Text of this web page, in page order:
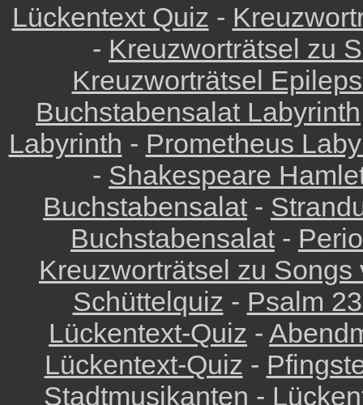
Lückentext Quiz -
- Kreuzworträtsel zu
Kreuzworträtsel
Buchstabensalat Labyrinth
Labyrinth - Prometheus
- Shakespeare
Buchstabensalat-
Buchstabensalat-
Kreuzworträtsel zu Songs
Schüttelquiz - Psalm
Lückentext-Quiz -
Lückentext-Quiz -
Stadtmusikanten -